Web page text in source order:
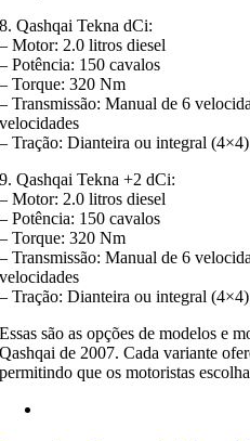
8. Qashqai Tekna dCi:
– Motor: 2.0 litros diesel
– Potência: 150 cavalos
– Torque: 320 Nm
– Transmissão: Manual de 6
velocidades
– Tração: Dianteira ou integral (4×4)
9. Qashqai Tekna +2 dCi:
– Motor: 2.0 litros diesel
– Potência: 150 cavalos
– Torque: 320 Nm
– Transmissão: Manual de 6
velocidades
– Tração: Dianteira ou integral (4×4)
Essas são as opções de modelos e
Qashqai de 2007. Cada variante
permitindo que os motoristas